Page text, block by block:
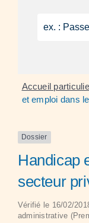
Accueil
et emploi dans
Dossier
Handicap
secteur
Vérifié le 16/02/
administrative